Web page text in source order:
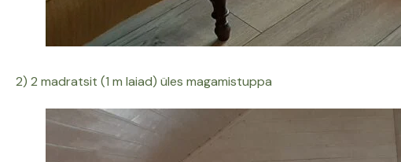
2) 2 madratsit (1 m laiad) üles magamistuppa